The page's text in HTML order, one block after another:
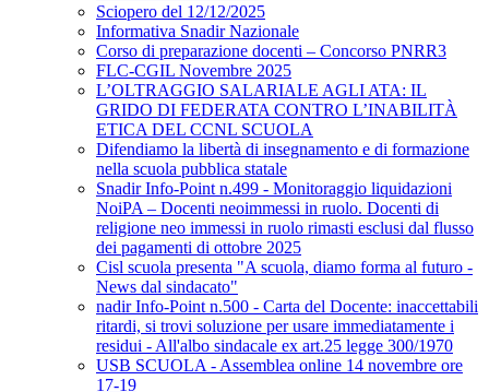
Sciopero del 12/12/2025
Informativa Snadir Nazionale
Corso di preparazione docenti – Concorso PNRR3
FLC-CGIL Novembre 2025
L’OLTRAGGIO SALARIALE AGLI ATA: IL
GRIDO DI FEDERATA CONTRO L’INABILITÀ
ETICA DEL CCNL SCUOLA
Difendiamo la libertà di insegnamento e di formazione
nella scuola pubblica statale
Snadir Info-Point n.499 - Monitoraggio liquidazioni
NoiPA – Docenti neoimmessi in ruolo. Docenti di
religione neo immessi in ruolo rimasti esclusi dal flusso
dei pagamenti di ottobre 2025
Cisl scuola presenta "A scuola, diamo forma al futuro -
News dal sindacato"
nadir Info-Point n.500 - Carta del Docente: inaccettabili
ritardi, si trovi soluzione per usare immediatamente i
residui - All'albo sindacale ex art.25 legge 300/1970
USB SCUOLA - Assemblea online 14 novembre ore
17-19